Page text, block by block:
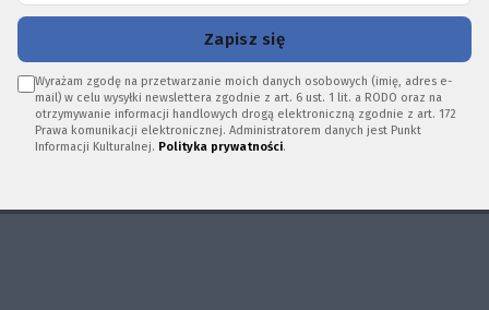
Zapisz się
Wyrażam zgodę na przetwarzanie moich danych osobowych (imię, adres e-
mail) w celu wysyłki newslettera zgodnie z art. 6 ust. 1 lit. a RODO oraz na
otrzymywanie informacji handlowych drogą elektroniczną zgodnie z art. 172
Prawa komunikacji elektronicznej. Administratorem danych jest Punkt
Informacji Kulturalnej. Polityka prywatności.